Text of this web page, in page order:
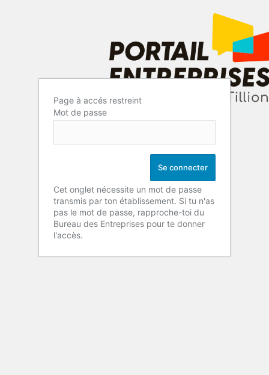
Page à accés restreint
Mot de passe
Cet onglet nécessite un mot de passe
transmis par ton établissement. Si tu n'as
pas le mot de passe, rapproche-toi du
Bureau des Entreprises pour te donner
l'accès.